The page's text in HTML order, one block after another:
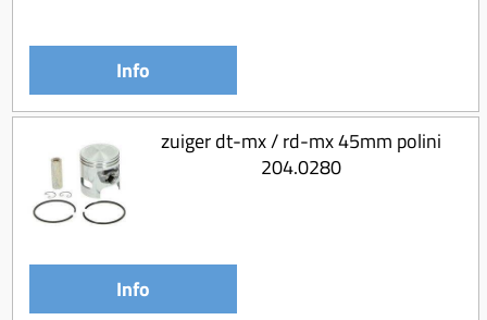
Info
zuiger dt-mx / rd-mx 45mm polini
204.0280
Info